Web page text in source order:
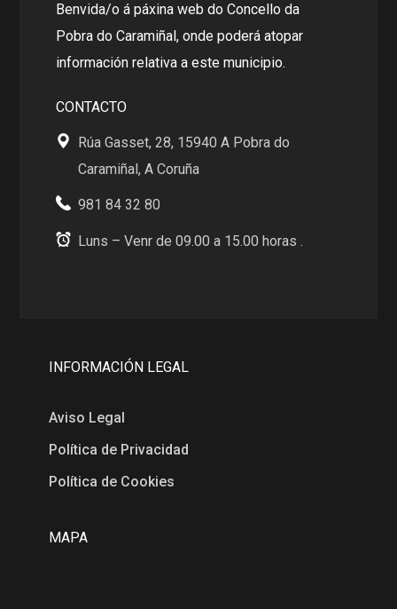
Benvida/o á páxina web do Concello da
Pobra do Caramiñal, onde poderá atopar
información relativa a este municipio.
CONTACTO
Rúa Gasset, 28, 15940 A Pobra do
Caramiñal, A Coruña
981 84 32 80
Luns – Venr de 09.00 a 15.00 horas .
INFORMACIÓN LEGAL
Aviso Legal
Política de Privacidad
Política de Cookies
MAPA